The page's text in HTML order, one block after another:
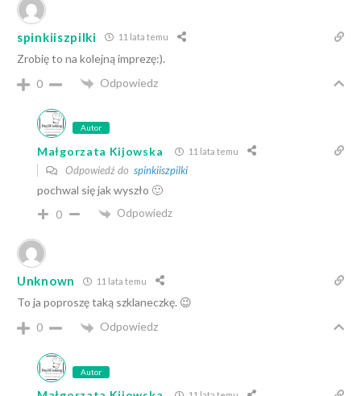
spinkiiszpilki 11 lata temu
Zrobię to na kolejną imprezę:).
0
Odpowiedz
Autor
Małgorzata Kijowska 11 lata temu
Odpowiedź do spinkiiszpilki
pochwal się jak wyszło 🙂
0 Odpowiedz
Unknown 11 lata temu
To ja poproszę taką szklaneczkę. 😉
0
Odpowiedz
Autor